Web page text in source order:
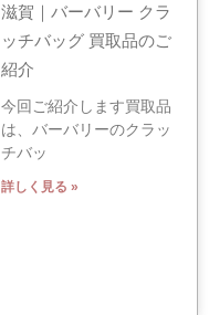
滋賀｜バーバリー クラ
ッチバッグ 買取品のご
紹介
今回ご紹介します買取品
は、バーバリーのクラッ
チバッ
詳しく見る »